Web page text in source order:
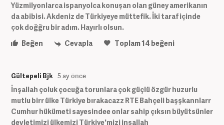
Yüzmilyonlarca ispanyolca konuşan olan güney amerikanın
da abibisi. Akdeniz de Türkiyeye müttefik. İki taraf içinde
çok doğğru bir adım. Hayırlı olsun.
Beğen
Cevapla Toplam14 beğeni
Gültepeli Bjk 5 ay önce
İnşallah çoluk çocuğa torunlara çok güçlü özgür huzurlu
mutlu birr ülke Türkiye bırakacazz RTE Bahçeli başşkannlarr
Cumhur hükümeti sayesindee onlar sahip çıksın büyütsünler
devletimizi ülkemizi Türkiye'mizi inşallah